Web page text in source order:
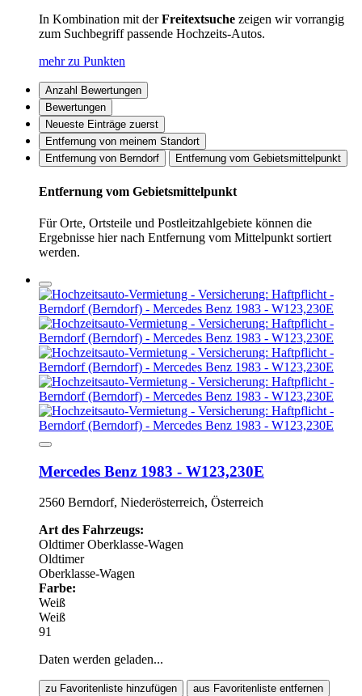
In Kombination mit derFreitextsuche zeigen wir vorrangig
zum Suchbegriff passende Hochzeits-Autos.
mehr zu Punkten
Anzahl Bewertungen
Bewertungen
Neueste Einträge zuerst
Entfernung von meinem Standort
Entfernung von Berndorf
Entfernung vom Gebietsmittelpunkt
Entfernung vom Gebietsmittelpunkt
Für Orte, Ortsteile und Postleitzahlgebiete können die
Ergebnisse hier nach Entfernung vom Mittelpunkt sortiert
werden.
Mercedes Benz 1983 - W123,230E
2560 Berndorf, Niederösterreich, Österreich
Art des Fahrzeugs:
OldtimerOberklasse-Wagen
Oldtimer
Oberklasse-Wagen
Farbe:
Weiß
Weiß
91
Daten werden geladen...
zu Favoritenliste hinzufügen aus Favoritenliste entfernen